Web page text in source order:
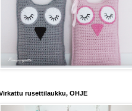
rusettilaukku, OHJE